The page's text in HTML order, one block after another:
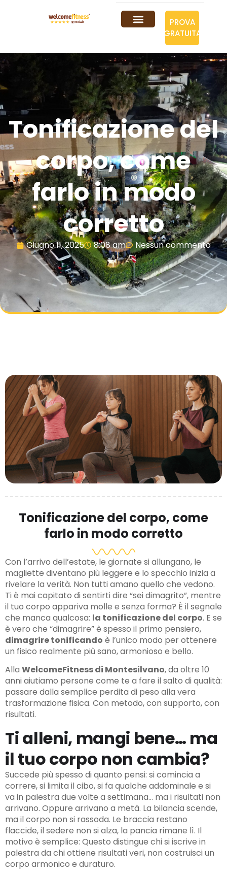
PROVA
GRATUITA
Tonificazione del
corpo, come
farlo in modo
corretto
Giugno 11, 2025 8:08 am Nessun commento
Tonificazione del corpo, come
farlo in modo corretto
Con l’arrivo dell’estate, le giornate si allungano, le
magliette diventano più leggere e lo specchio inizia a
rivelare la verità. Non tutti amano quello che vedono.
Ti è mai capitato di sentirti dire “sei dimagrito”, mentre
il tuo corpo appariva molle e senza forma? È il segnale
che manca qualcosa: la tonificazione del corpo. E se
è vero che “dimagrire” è spesso il primo pensiero,
dimagrire tonificando è l’unico modo per ottenere
un fisico realmente più sano, armonioso e bello.
Alla WelcomeFitness di Montesilvano, da oltre 10
anni aiutiamo persone come te a fare il salto di qualità:
passare dalla semplice perdita di peso alla vera
trasformazione fisica. Con metodo, con supporto, con
risultati.
Ti alleni, mangi bene… ma
il tuo corpo non cambia?
Succede più spesso di quanto pensi: si comincia a
correre, si limita il cibo, si fa qualche addominale e si
va in palestra due volte a settimana… ma i risultati non
arrivano. Oppure arrivano a metà. La bilancia scende,
ma il corpo non si rassoda. Le braccia restano
flaccide, il sedere non si alza, la pancia rimane lì. Il
motivo è semplice: Questo distingue chi si iscrive in
palestra da chi ottiene risultati veri, non costruisci un
corpo armonico e duraturo.